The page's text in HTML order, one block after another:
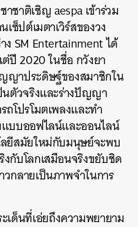
ชาติเชิญ aespa เข้าร่วม
ซ็ปต์เมตาเวิร์สของวง
SM Entertainment ได้
ปี 2020 ในชื่อ กวังยา
ญาประดิษฐ์ของสมาชิกใน
ตัวจริงและร่างปัญญา
โปรโมตเพลงและทำ
บบออฟไลน์และออนไลน์
ยีสมัยใหม่กับมนุษย์จะพบ
กับโลกเสมือนจริงขยับชิด
กลายเป็นภาพจำในการ
เด็นที่เอ่ยถึงความพยายาม